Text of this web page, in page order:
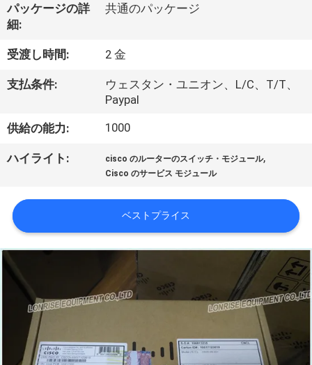
し
に
つ
い
工
場
ツ
パッケージの詳
細:
共通のパッケージ
受渡し時間: 2 金
支払条件:
ウェスタン・ユニオン、L/C、T/T、
Paypal
供給の能力: 1000
ハイライト: cisco のルーターのスイッチ・モジュール,
Cisco のサービス モジュール
ベストプライス